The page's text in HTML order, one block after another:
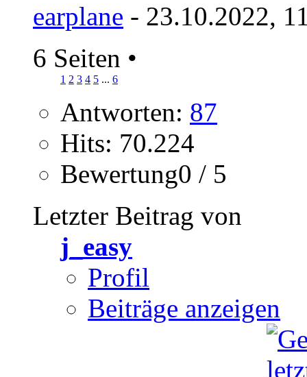
earplane - 23.10.2022,
6 Seiten •
1 2 3 4 5 ... 6
Antworten: 87
Hits: 70.224
Bewertung0 / 5
Letzter Beitrag von
j_easy
Profil
Beiträge anzeigen